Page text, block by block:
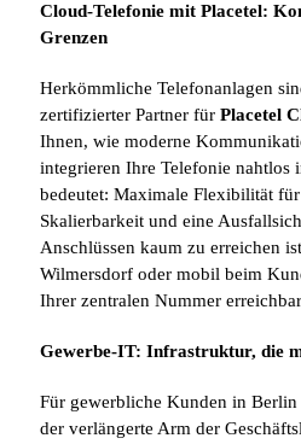
Cloud-Telefonie mit Placetel:
Grenzen
Herkömmliche Telefonanlagen
zertifizierter Partner für Placetel
Ihnen, wie moderne
integrieren Ihre Telefonie nahtlos
bedeutet: Maximale Flexibilität
Skalierbarkeit und eine
Anschlüssen kaum zu erreichen
Wilmersdorf oder mobil beim
Ihrer zentralen Nummer
Gewerbe-IT: Infrastruktur, die
Für gewerbliche Kunden in
der verlängerte Arm der